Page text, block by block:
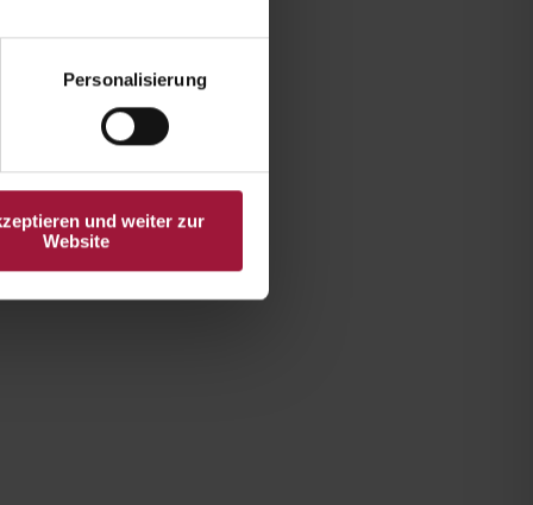
Personalisierung
und weiter zur
Website